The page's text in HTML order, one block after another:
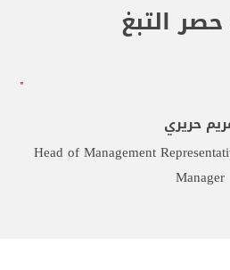
التبغ
حريري
Head of Management
Manager